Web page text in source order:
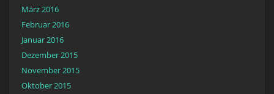
März 2016
Februar 2016
Januar 2016
Dezember 2015
November 2015
Oktober 2015